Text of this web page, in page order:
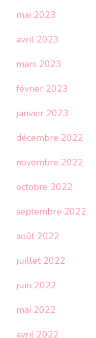
mai 2023
avril 2023
mars 2023
février 2023
janvier 2023
décembre 2022
novembre 2022
octobre 2022
septembre 2022
août 2022
juillet 2022
juin 2022
mai 2022
avril 2022